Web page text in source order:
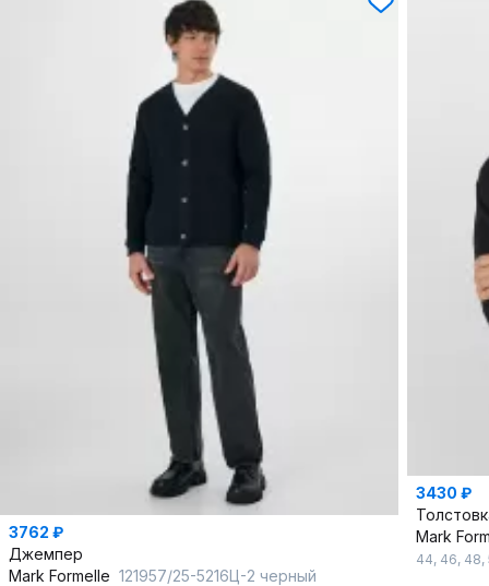
3762 ₽
Джемпер
Mark Formelle 121957/25-5216Ц-2 черный
3430 ₽
Mark
44, 46, 48,